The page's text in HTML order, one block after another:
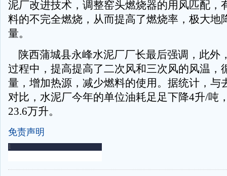
泥厂改进技术，调整窑头燃烧器的用风匹配，
料的不完全燃烧，从而提高了燃烧率，极大地
量。
陕西蒲城县永峰水泥厂厂长最后强调，此外
过程中，提高提高了二次风和三次风的风温，
量，增加热源，减少燃料的使用。据统计，与
对比，水泥厂今年的单位油耗足足下降4升/吨
23.6万升。
免责声明
-